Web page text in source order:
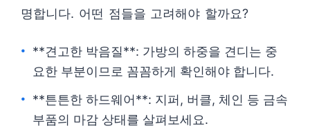
명합니다. 어떤 점들을 고려해야 할까요?
**견고한 박음질**: 가방의 하중을 견디는 중
요한 부분이므로 꼼꼼하게 확인해야 합니다.
**튼튼한 하드웨어**: 지퍼, 버클, 체인 등 금속
부품의 마감 상태를 살펴보세요.